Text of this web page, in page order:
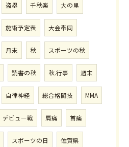
盗塁 千秋楽 大の里
施術予定表 大会帯同
月末 秋 スポーツの秋
読書の秋 秋.行事 週末
自律神経 総合格闘技 MMA
デビュー戦 肩痛 首痛
スポーツの日 佐賀県